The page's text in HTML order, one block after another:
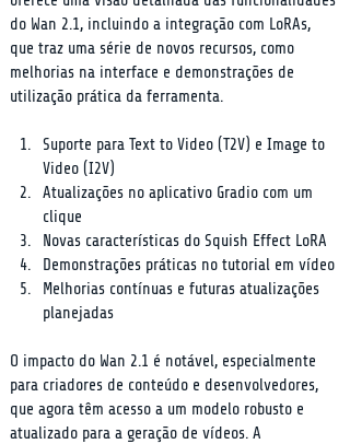
do Wan 2.1, incluindo a integração com LoRAs,
que traz uma série de novos recursos, como
melhorias na interface e demonstrações de
utilização prática da ferramenta.
Suporte para Text to Video (T2V) e Image to
Video (I2V)
Atualizações no aplicativo Gradio com um
clique
Novas características do Squish Effect LoRA
Demonstrações práticas no tutorial em vídeo
Melhorias contínuas e futuras atualizações
planejadas
O impacto do Wan 2.1 é notável, especialmente
para criadores de conteúdo e desenvolvedores,
que agora têm acesso a um modelo robusto e
atualizado para a geração de vídeos. A